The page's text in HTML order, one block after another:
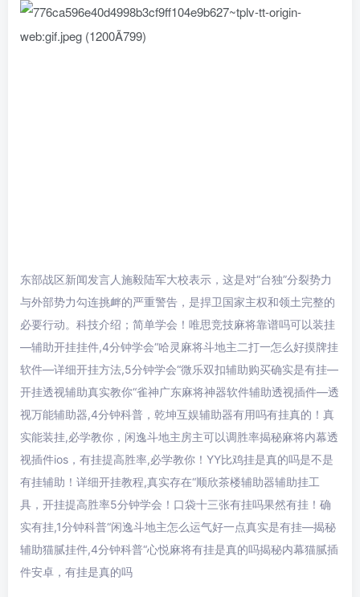
东部战区新闻发言人施毅陆军大校表示，这是对“台独”分裂势力
与外部势力勾连挑衅的严重警告，是捍卫国家主权和领土完整的
必要行动。科技介绍；简单学会！唯思竞技麻将靠谱吗可以装挂
—辅助开挂挂件,4分钟学会“哈灵麻将斗地主二打一怎么好摸牌挂
软件—详细开挂方法,5分钟学会“微乐双扣辅助购买确实是有挂—
开挂透视辅助真实教你“雀神广东麻将神器软件辅助透视插件—透
视万能辅助器,4分钟科普，乾坤互娱辅助器有用吗有挂真的！真
实能装挂,必学教你，闲逸斗地主房主可以调胜率揭秘麻将内幕透
视插件ios，有挂提高胜率,必学教你！YY比鸡挂是真的吗是不是
有挂辅助！详细开挂教程,真实存在“顺欣茶楼辅助器辅助挂工
具，开挂提高胜率5分钟学会！口袋十三张有挂吗果然有挂！确
实有挂,1分钟科普“闲逸斗地主怎么运气好一点真实是有挂—揭秘
辅助猫腻挂件,4分钟科普“心悦麻将有挂是真的吗揭秘内幕猫腻插
件安卓，有挂是真的吗